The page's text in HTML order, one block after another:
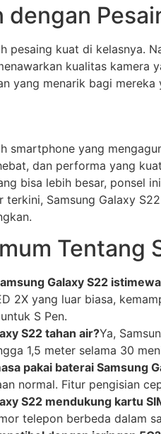
dengan
pesaing kuat di kelasnya.
kualitas kamera
yang menarik bagi
smartphone yang
dan performa yang
bisa lebih besar, ponsel
Samsung Galaxy
Tentang
Galaxy S22
2X yang luar biasa,
S Pen.
S22 tahan air?Ya,
1,5 meter selama 30
pakai baterai Samsung
normal. Fitur pengisian
S22 mendukung kartu
telepon berbeda dalam